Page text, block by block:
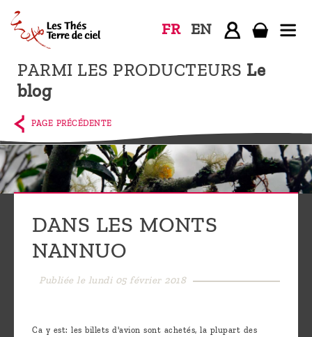
PARMI LES PRODUCTEURS Le
blog
FR EN
Accueil
La
boutique
Terre de
Ciel
Parmi les
le blog
sommes-
Découvrir
PAGE PRÉCÉDENTE
DANS LES MONTS
NANNUO
Publiée le lundi 05 février 2018
Ca y est: les billets d'avion sont achetés, la plupart des